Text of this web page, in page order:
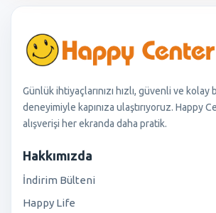
Günlük ihtiyaçlarınızı hızlı, güvenli ve kolay
deneyimiyle kapınıza ulaştırıyoruz. Happy
alışverişi her ekranda daha pratik.
Hakkımızda
İndirim Bülteni
Happy Life